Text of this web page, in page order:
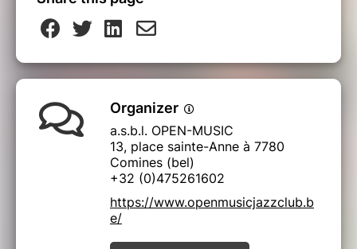
Organizer
a.s.b.l. OPEN-MUSIC
13, place sainte-Anne à 7780
Comines (bel)
+32 (0)475261602
https://www.openmusicjazzclub.b
e/